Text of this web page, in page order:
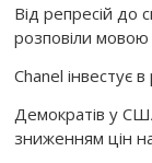
Від репресій до
розповіли
Chanel інвестує
Демократів у
зниженням цін